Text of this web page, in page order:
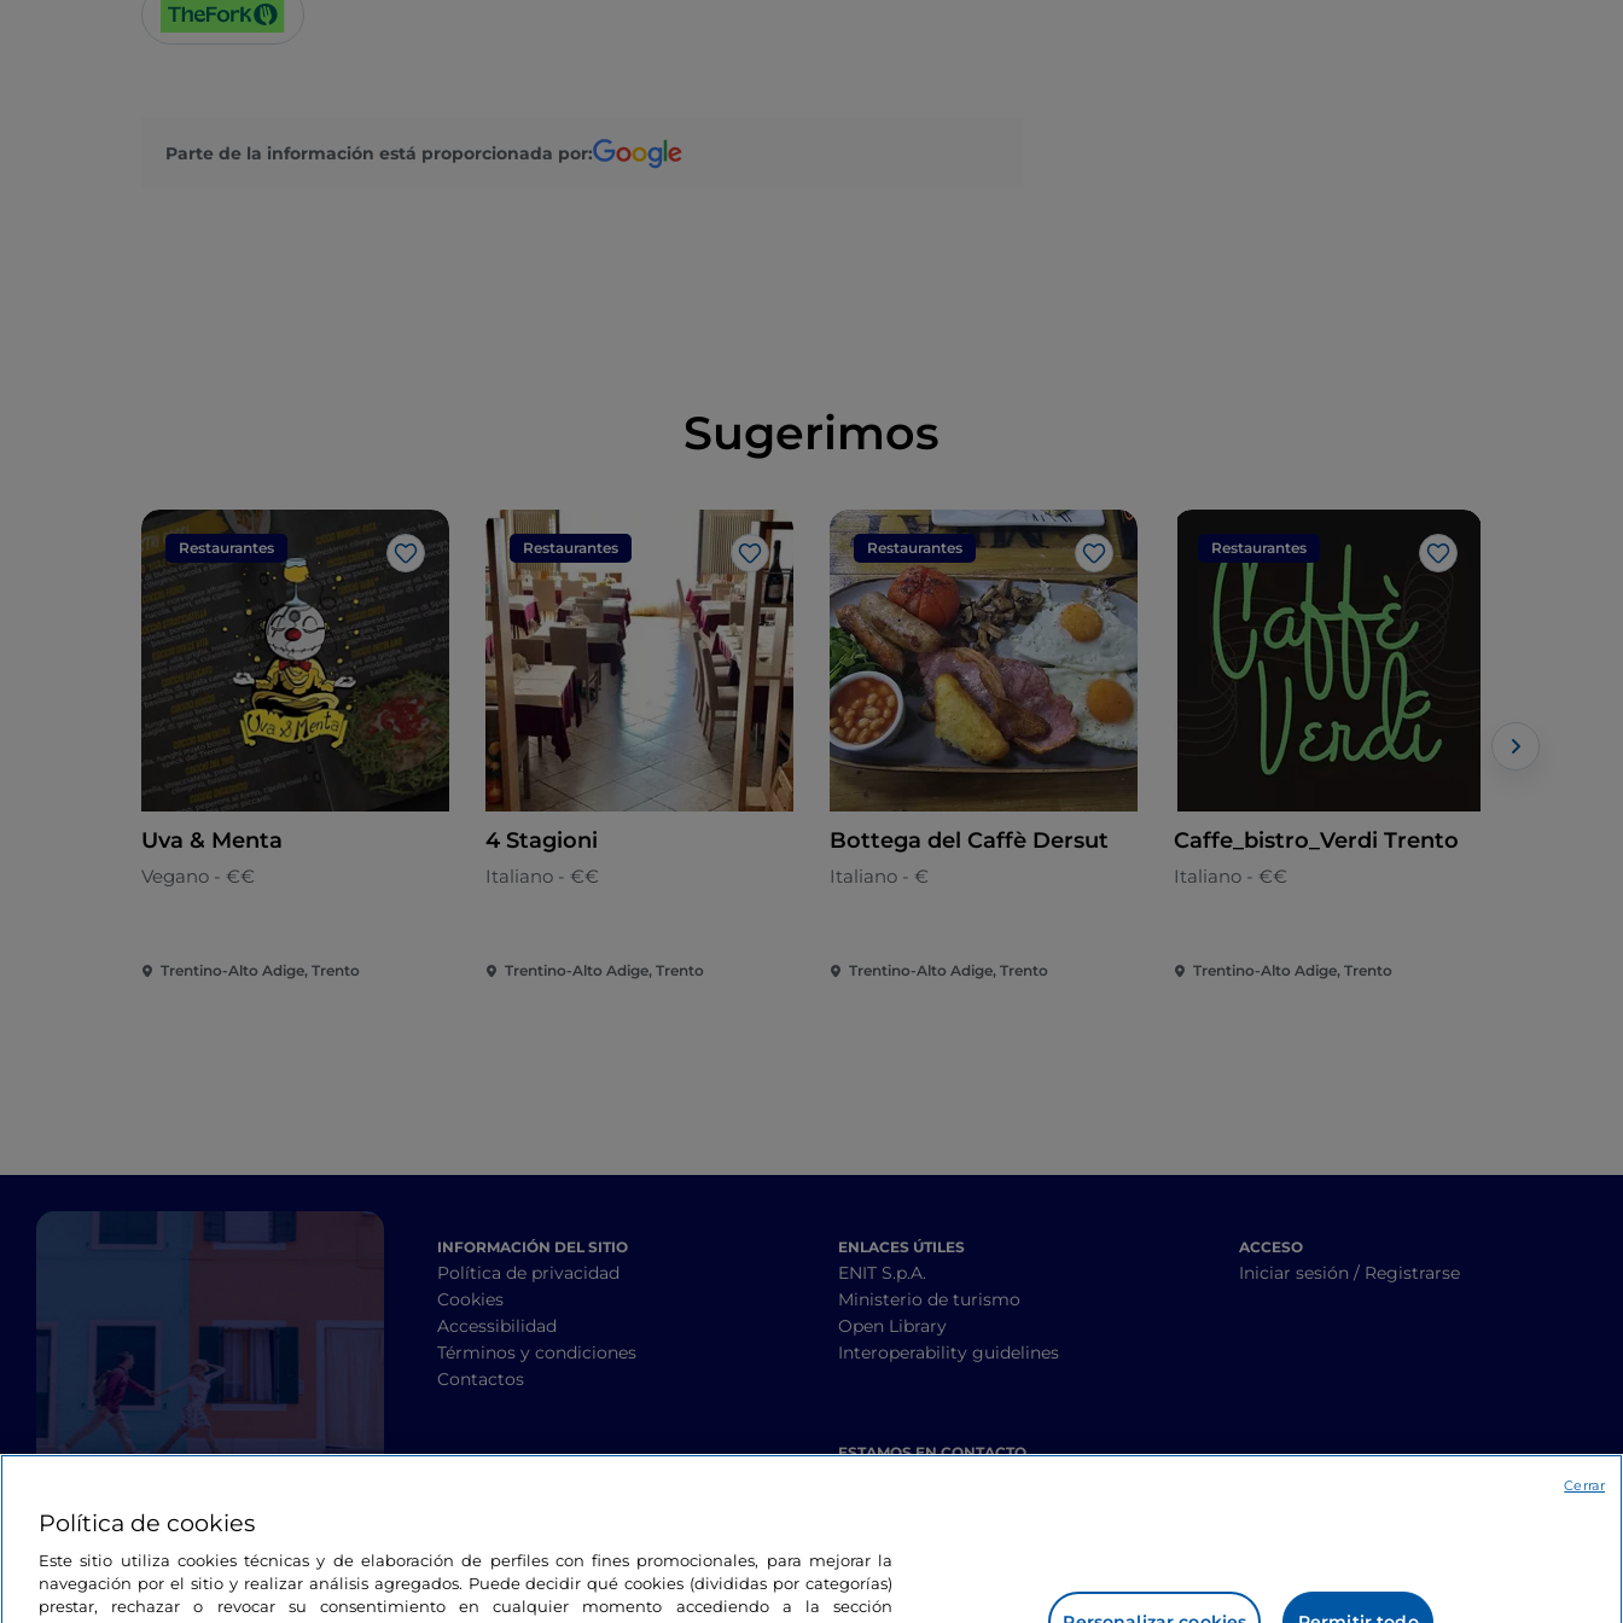
Parte de la información está proporcionada por:
Sugerimos
Restaurantes
Me gusta
Uva & Menta
Vegano - €€
Trentino-Alto Adige, Trento
Restaurantes
Me gusta
4 Stagioni
Italiano - €€
Trentino-Alto Adige, Trento
Restaurantes
Me gusta
Bottega del Caffè Dersut
Italiano - €
Trentino-Alto Adige, Trento
Restaurantes
Me gusta
Caffe_bistro_Verdi Trento
Italiano - €€
Trentino-Alto Adige, Trento
INFORMACIÓN DEL SITIO
Política de privacidad
Cookies
Accessibilidad
Términos y condiciones
Contactos
ENLACES ÚTILES
ENIT S.p.A.
Ministerio de turismo
Open Library
Interoperability guidelines
ESTAMOS EN CONTACTO
ACCESO
Iniciar sesión / Registrarse
Política de cookies
Este sitio utiliza cookies técnicas y de elaboración de perfiles con fines promocionales, para mejorar la
navegación por el sitio y realizar análisis agregados. Puede decidir qué cookies (divididas por categorías)
prestar, rechazar o revocar su consentimiento en cualquier momento accediendo a la sección
Cerrar